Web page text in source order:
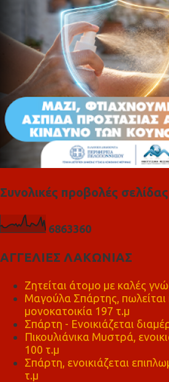
Συνολικές προβολές σελίδας
6863360
ΑΓΓΕΛΙΕΣ ΛΑΚΩΝΙΑΣ
Ζητείται άτομο με καλές
Μαγούλα Σπάρτης, πωλείται
μονοκατοικία 197 τ.μ
Σπάρτη - Ενοικιάζεται
Πικουλιάνικα Μυστρά,
100 τ.μ
Σπάρτη, ενοικιάζεται
τ.μ